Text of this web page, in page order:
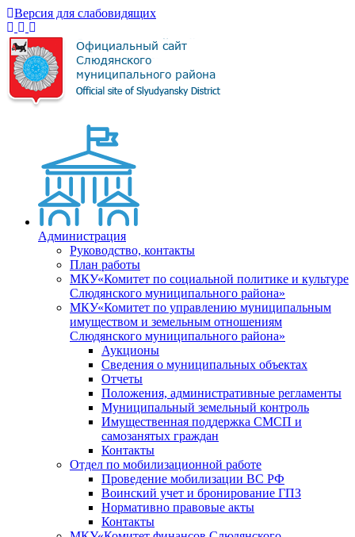
Версия для слабовидящих
Администрация
Руководство, контакты
План работы
МКУ«Комитет по социальной политике и культуре
Слюдянского муниципального района»
МКУ«Комитет по управлению муниципальным
имуществом и земельным отношениям
Слюдянского муниципального района»
Аукционы
Сведения о муниципальных объектах
Отчеты
Положения, административные регламенты
Муниципальный земельный контроль
Имущественная поддержка СМСП и
самозанятых граждан
Контакты
Отдел по мобилизационной работе
Проведение мобилизации ВС РФ
Воинский учет и бронирование ГПЗ
Нормативно правовые акты
Контакты